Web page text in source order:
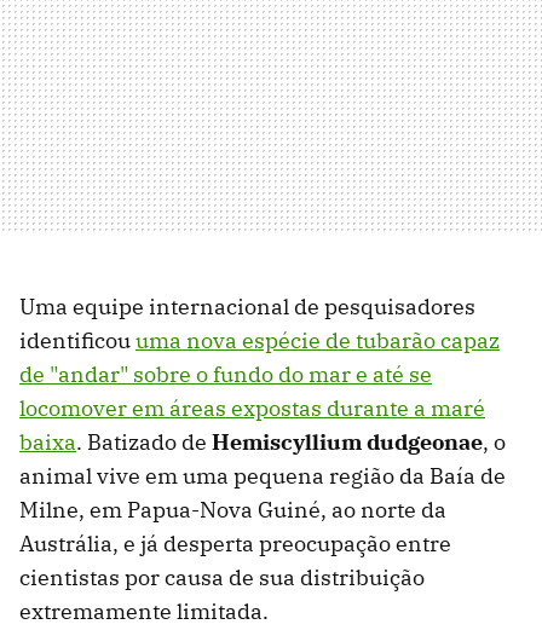
Uma equipe internacional de pesquisadores
identificouuma nova espécie de tubarão capaz
de "andar" sobre o fundo do mar e até se
locomover em áreas expostas durante a maré
baixa. Batizado de Hemiscyllium dudgeonae, o
animal vive em uma pequena região da Baía de
Milne, em Papua-Nova Guiné, ao norte da
Austrália, e já desperta preocupação entre
cientistas por causa de sua distribuição
extremamente limitada.